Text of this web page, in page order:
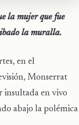
la mujer que fue
la muralla.
en el
Monserrat
insultada en vivo
abajo la polémica